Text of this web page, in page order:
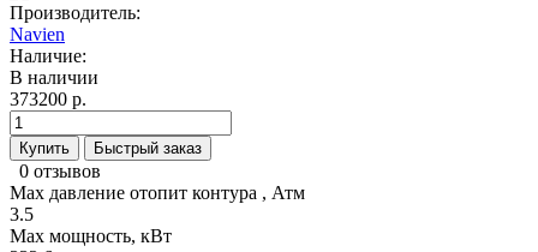
Производитель:
Navien
Наличие:
В наличии
373200 р.
Купить Быстрый заказ
0 отзывов
Max давление отопит контура , Атм
3.5
Max мощность, кВт